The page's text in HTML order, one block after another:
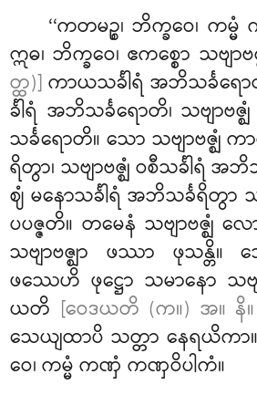
‘‘ကတမဉ္စ၊ ဘိက္ခဝေ၊
ဣဓ၊ ဘိက္ခဝေ၊ ဧကစ္စော သဗျာဗ
တ္ထ)]ကာယသင်္ခါရံ အဘိသင်္ခရော
င်္ခါရံ အဘိသင်္ခရောတိ၊ သဗျာဗဇ္
သင်္ခရောတိ။ သော သဗျာဗဇ္ဈံ
ရိတွာ၊ သဗျာဗဇ္ဈံ ဝစီသင်္ခါရံ အ
ဈံ မနောသင်္ခါရံ အဘိသင်္ခရိတွာ
ပပဇ္ဇတိ။ တမေနံ သဗျာဗဇ္ဈံ လ
သဗျာဗဇ္ဈာ ဖဿာ ဖုသန္တိ။
ဖဿေဟိ ဖုဋ္ဌော သမာနော သဗ
ယတိ [ဝေဒယတိ (က။) အ။ နိ။
သေယျထာပိ သတ္တာ နေရယိကာ
ဝေ၊ ကမ္မံ ကဏှံ ကဏှဝိပါကံ။